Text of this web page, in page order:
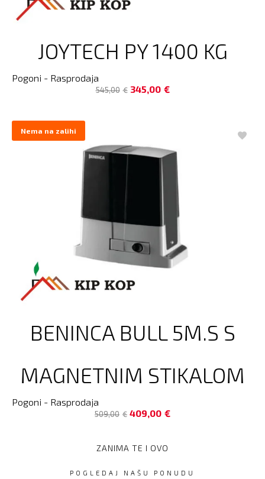
JOYTECH PY 1400 KG
Pogoni - Rasprodaja
€
545,00 €
345,00
Nema na zalihi
BENINCA BULL 5M.S S
MAGNETNIM STIKALOM
Pogoni - Rasprodaja
€
509,00 €
409,00
ZANIMA TE I OVO
POGLEDAJ NAŠU PONUDU